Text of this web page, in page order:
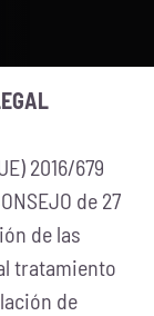
2016/679
de 27
de las
tratamiento
de